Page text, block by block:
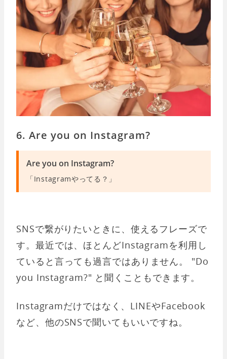
6. Are you on Instagram?
Are you on Instagram?
「Instagramやってる？」
SNSで繋がりたいときに、使えるフレーズで
す。最近では、ほとんどInstagramを利用し
ていると言っても過言ではありません。 "Do
you Instagram?" と聞くこともできます。
Instagramだけではなく、LINEやFacebook
など、他のSNSで聞いてもいいですね。